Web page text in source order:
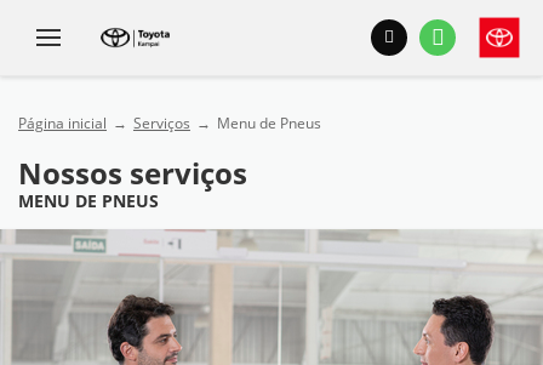
Página inicial Serviços Menu de Pneus
Nossos serviços
MENU DE PNEUS